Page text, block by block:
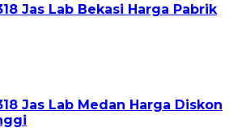
Jas Lab Bekasi Harga Pabrik
Jas Lab Medan Harga Diskon